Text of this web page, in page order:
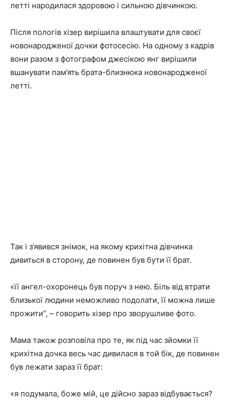
летті народилася здоровою і сильною дівчинкою.
Після пологів хізер вирішила влаштувати для своєї
новонародженої дочки фотосесію. На одному з кадрів
вони разом з фотографом джесікою янг вирішили
вшанувати пам’ять брата-близнюка новонародженої
летті.
Так і з’явився знімок, на якому крихітна дівчинка
дивиться в сторону, де повинен був бути її брат.
«її ангел-охоронець був поруч з нею. Біль від втрати
близької людини неможливо подолати, її можна лише
прожити”, – говорить хізер про зворушливе фото.
Мама також розповіла про те, як під час зйомки її
крихітна дочка весь час дивилася в той бік, де повинен
був лежати зараз її брат:
«я подумала, боже мій, це дійсно зараз відбувається?